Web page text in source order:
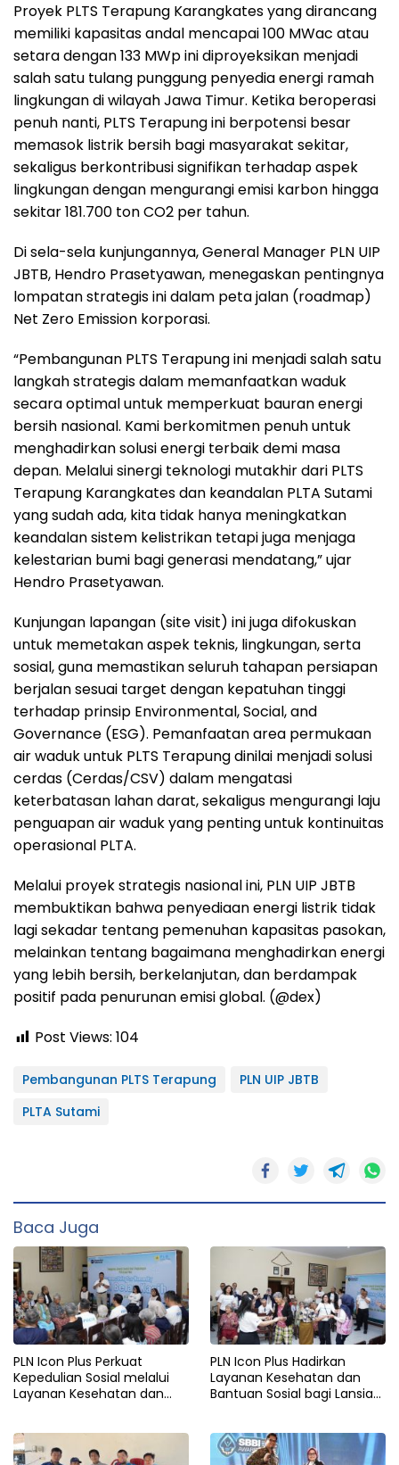
Proyek PLTS Terapung Karangkates yang dirancang
memiliki kapasitas andal mencapai 100 MWac atau
setara dengan 133 MWp ini diproyeksikan menjadi
salah satu tulang punggung penyedia energi ramah
lingkungan di wilayah Jawa Timur. Ketika beroperasi
penuh nanti, PLTS Terapung ini berpotensi besar
memasok listrik bersih bagi masyarakat sekitar,
sekaligus berkontribusi signifikan terhadap aspek
lingkungan dengan mengurangi emisi karbon hingga
sekitar 181.700 ton CO2 per tahun.
Di sela-sela kunjungannya, General Manager PLN UIP
JBTB, Hendro Prasetyawan, menegaskan pentingnya
lompatan strategis ini dalam peta jalan (roadmap)
Net Zero Emission korporasi.
“Pembangunan PLTS Terapung ini menjadi salah satu
langkah strategis dalam memanfaatkan waduk
secara optimal untuk memperkuat bauran energi
bersih nasional. Kami berkomitmen penuh untuk
menghadirkan solusi energi terbaik demi masa
depan. Melalui sinergi teknologi mutakhir dari PLTS
Terapung Karangkates dan keandalan PLTA Sutami
yang sudah ada, kita tidak hanya meningkatkan
keandalan sistem kelistrikan tetapi juga menjaga
kelestarian bumi bagi generasi mendatang,” ujar
Hendro Prasetyawan.
Kunjungan lapangan (site visit) ini juga difokuskan
untuk memetakan aspek teknis, lingkungan, serta
sosial, guna memastikan seluruh tahapan persiapan
berjalan sesuai target dengan kepatuhan tinggi
terhadap prinsip Environmental, Social, and
Governance (ESG). Pemanfaatan area permukaan
air waduk untuk PLTS Terapung dinilai menjadi solusi
cerdas (Cerdas/CSV) dalam mengatasi
keterbatasan lahan darat, sekaligus mengurangi laju
penguapan air waduk yang penting untuk kontinuitas
operasional PLTA.
Melalui proyek strategis nasional ini, PLN UIP JBTB
membuktikan bahwa penyediaan energi listrik tidak
lagi sekadar tentang pemenuhan kapasitas pasokan,
melainkan tentang bagaimana menghadirkan energi
yang lebih bersih, berkelanjutan, dan berdampak
positif pada penurunan emisi global. (@dex)
Post Views: 104
Pembangunan PLTS Terapung
PLN UIP JBTB
PLTA Sutami
Baca Juga
PLN Icon Plus Perkuat
Kepedulian Sosial melalui
Layanan Kesehatan dan
PLN Icon Plus Hadirkan
Layanan Kesehatan dan
Bantuan Sosial bagi Lansia